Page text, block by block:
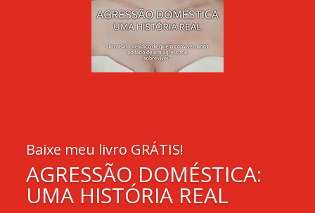
Baixe meu livro GRÁTIS!
AGRESSÃO DOMÉSTICA:
UMA HISTÓRIA REAL